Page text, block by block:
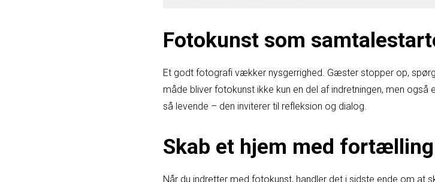
Fotokunst som
Et godt fotografi vækker nysgerrighed. Gæster stopper op,
måde bliver fotokunst ikke kun en del af indretningen, men
så levende – den inviterer til refleksion og dialog.
Skab et hjem med fortælling
Når du indretter med fotokunst, handler det i sidste ende om at